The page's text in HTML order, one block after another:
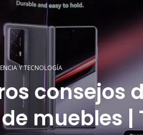
Y TECNOLOGÍA
consejos
muebles |